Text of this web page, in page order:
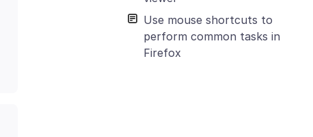
Use mouse shortcuts to
perform common tasks in
Firefox